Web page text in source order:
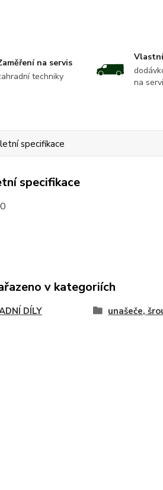
na servis
techniky
na
specifikace
specifikace
v kategoriích
DÍLY unašeče,